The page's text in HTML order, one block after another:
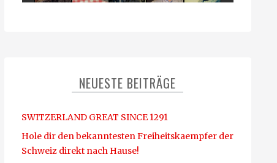
NEUESTE BEITRÄGE
SWITZERLAND GREAT SINCE 1291
Hole dir den bekanntesten Freiheitskaempfer der
Schweiz direkt nach Hause!